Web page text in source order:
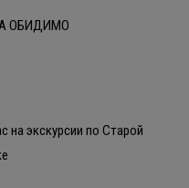
ОБИДИМО
на экскурсии по Старой